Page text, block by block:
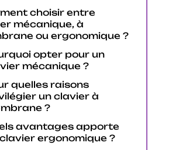
choisir entre
mécanique, à
ou ergonomique ?
opter pour un
mécanique ?
quelles raisons
un clavier à
?
avantages apporte
ergonomique ?